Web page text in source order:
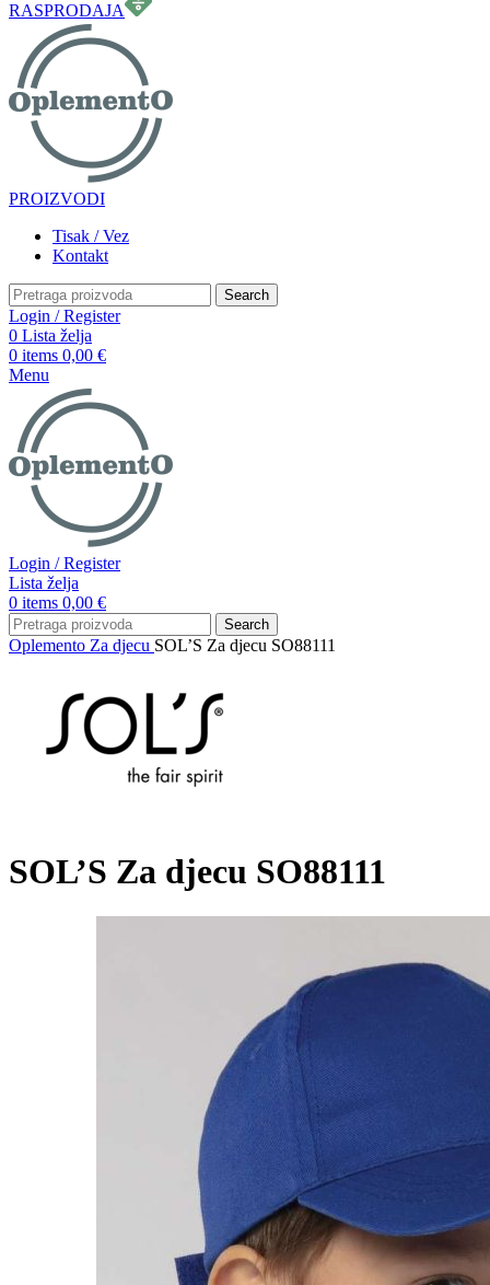
RASPRODAJA
PROIZVODI
Tisak / Vez
Kontakt
Search
Login / Register
0 Lista želja
0 items 0,00 €
Menu
Login / Register
Lista želja
0 items 0,00 €
Search
Oplemento Za djecu SOL’S Za djecu SO88111
SOL’S Za djecu SO88111